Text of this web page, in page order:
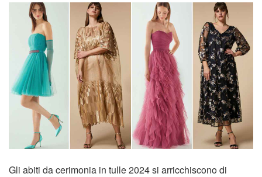
Gli abiti da cerimonia in tulle 2024 si arricchiscono di